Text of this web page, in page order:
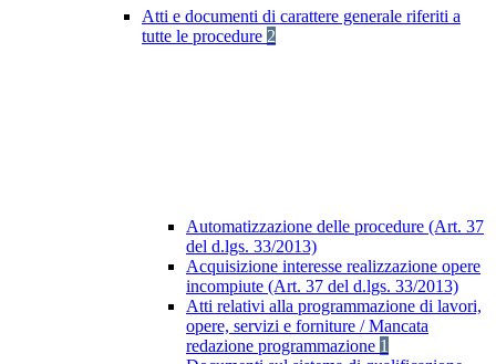
Atti e documenti di carattere generale riferiti a
tutte le procedure 2
Automatizzazione delle procedure (Art. 37
del d.lgs. 33/2013)
Acquisizione interesse realizzazione opere
incompiute (Art. 37 del d.lgs. 33/2013)
Atti relativi alla programmazione di lavori,
opere, servizi e forniture / Mancata
redazione programmazione 1